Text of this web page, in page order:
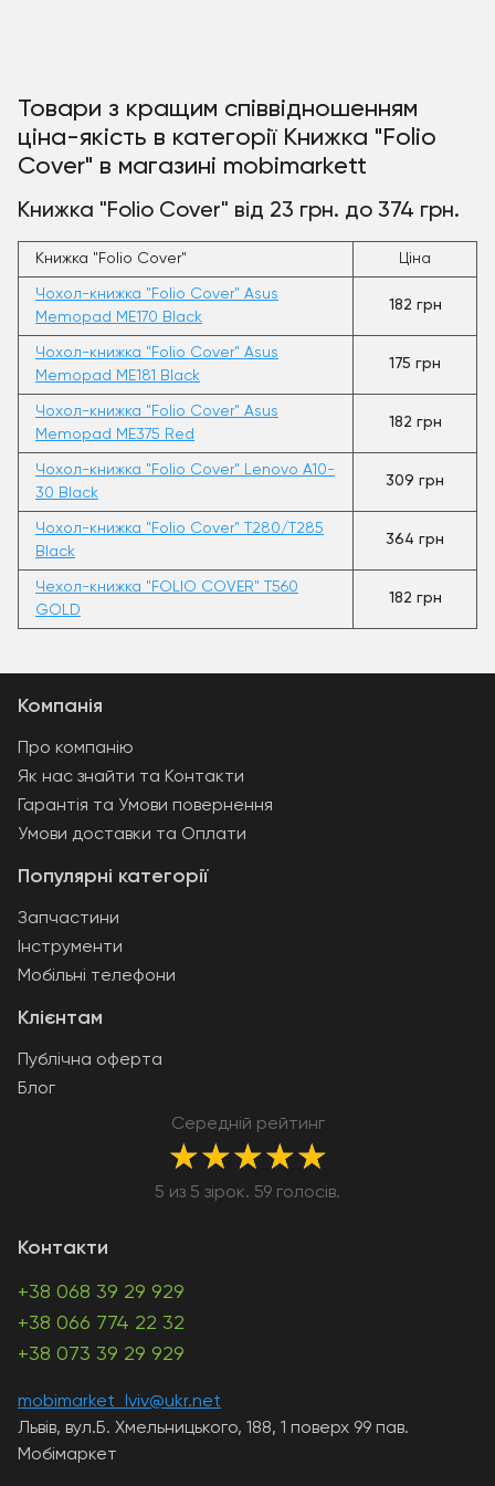
Товари з кращим співвідношенням
ціна-якість в категорії Книжка "Folio
Cover" в магазині mobimarkett
Книжка "Folio Cover" від 23 грн. до 374 грн.
Книжка "Folio Cover" Ціна
Чохол-книжка "Folio Cover" Asus
Memopad ME170 Black
182 грн
Чохол-книжка "Folio Cover" Asus
Memopad ME181 Black
175 грн
Чохол-книжка "Folio Cover" Asus
Memopad ME375 Red
182 грн
Чохол-книжка "Folio Cover" Lenovo A10-
30 Black
309 грн
Чохол-книжка "Folio Cover" T280/T285
Black
364 грн
Чехол-книжка "FOLIO COVER" T560
GOLD
182 грн
Контакти
+38 068 39 29 929
+38 066 774 22 32
+38 073 39 29 929
mobimarket_lviv@ukr.net
Львів, вул.Б. Хмельницького, 188, 1 поверх 99 пав.
Мобімаркет
Клієнтам
Публічна оферта
Блог
Середній рейтинг
★★★★★
5 из 5 зірок. 59 голосів.
Популярні категорії
Запчастини
Інструменти
Мобільні телефони
Компанія
Про компанію
Як нас знайти та Контакти
Гарантія та Умови повернення
Умови доставки та Оплати